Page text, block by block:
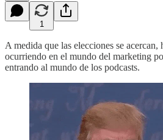
1
A medida que las elecciones se acercan,
ocurriendo en el mundo del marketing
entrando al mundo de los podcasts.